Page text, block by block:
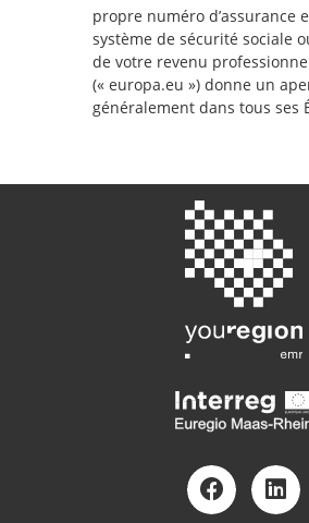
propre numéro d’assurance
système de sécurité sociale
de votre revenu
(« europa.eu ») donne un
généralement dans tous ses